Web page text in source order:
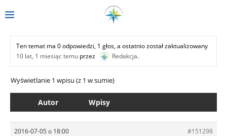
Ten temat ma 0 odpowiedzi, 1 głos, a ostatnio został zaktualizowany
10 lat, 1 miesiąc temu przez Redakcja.
Wyświetlanie 1 wpisu (z 1 w sumie)
Autor Wpisy
2016-07-05 o 18:00 #151298